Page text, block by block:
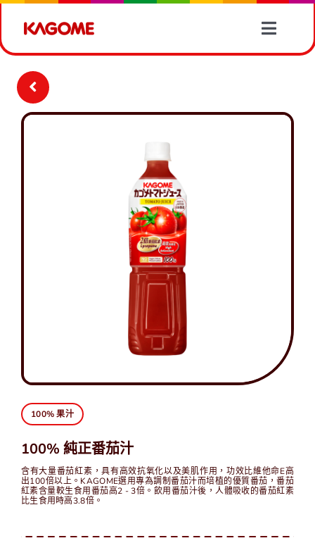
content
Toggle
有營食譜
100% 果汁
100% 純正番茄汁
含有大量番茄紅素，具有高效抗氧化以及美肌作用，功效比維他命E高
出100倍以上。KAGOME選用專為調制番茄汁而培植的優質番茄，番茄
紅素含量較生食用番茄高2 - 3倍。飲用番茄汁後，人體吸收的番茄紅素
比生食用時高3.8倍。